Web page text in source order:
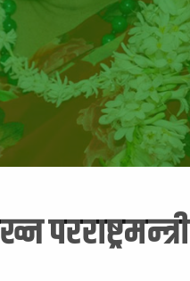
परराष्ट्रमन्त्री